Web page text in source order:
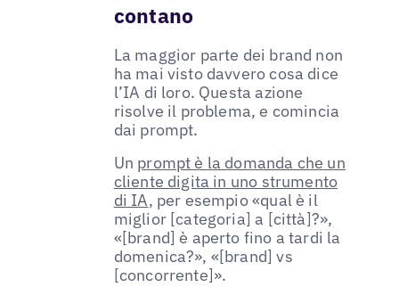
contano
La maggior parte dei brand non
ha mai visto davvero cosa dice
l’IA di loro. Questa azione
risolve il problema, e comincia
dai prompt.
Un prompt è la domanda che un
cliente digita in uno strumento
di IA, per esempio «qual è il
miglior [categoria] a [città]?»,
«[brand] è aperto fino a tardi la
domenica?», «[brand] vs
[concorrente]».